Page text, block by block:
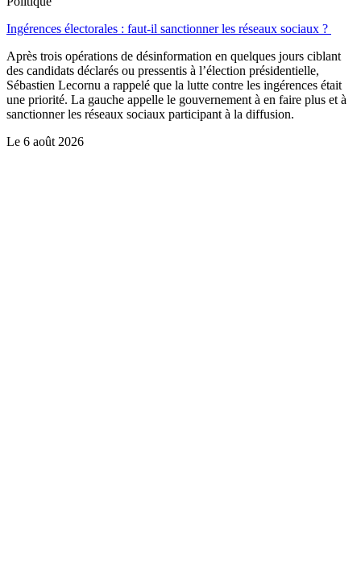
Ingérences électorales : faut-il sanctionner les réseaux sociaux ?
Après trois opérations de désinformation en quelques jours ciblant
des candidats déclarés ou pressentis à l’élection présidentielle,
Sébastien Lecornu a rappelé que la lutte contre les ingérences était
une priorité. La gauche appelle le gouvernement à en faire plus et à
sanctionner les réseaux sociaux participant à la diffusion.
Le 6 août 2026